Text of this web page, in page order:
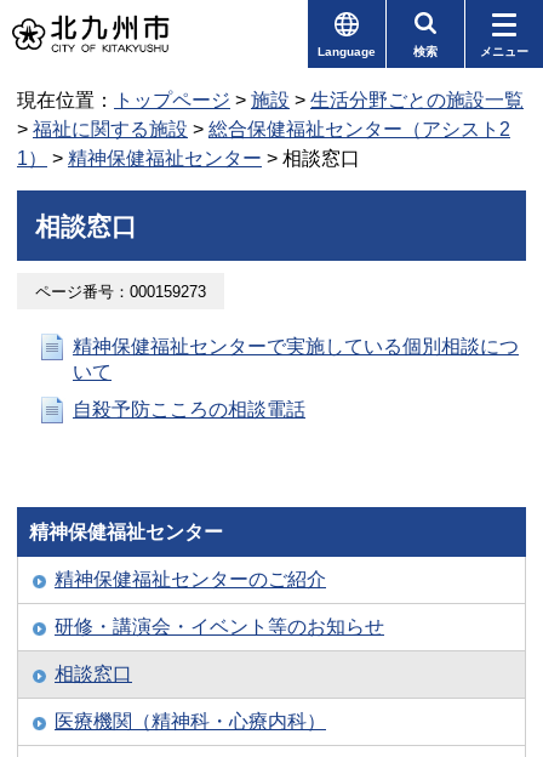
Language 検索 メニュー
現在位置： トップページ > 施設 > 生活分野ごとの施設一覧
> 福祉に関する施設 > 総合保健福祉センター（アシスト2
1）
> 精神保健福祉センター > 相談窓口
相談窓口
ページ番号：000159273
精神保健福祉センターで実施している個別相談につ
いて
自殺予防こころの相談電話
精神保健福祉センター
精神保健福祉センターのご紹介
研修・講演会・イベント等のお知らせ
相談窓口
医療機関（精神科・心療内科）